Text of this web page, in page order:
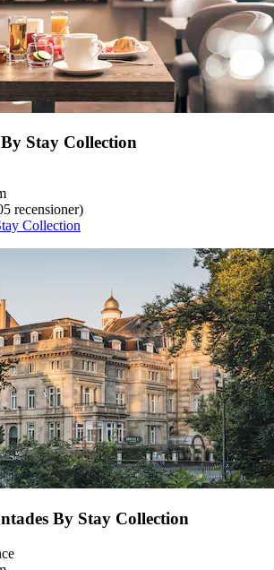
Stay Collection
recensioner)
Collection
By Stay Collection